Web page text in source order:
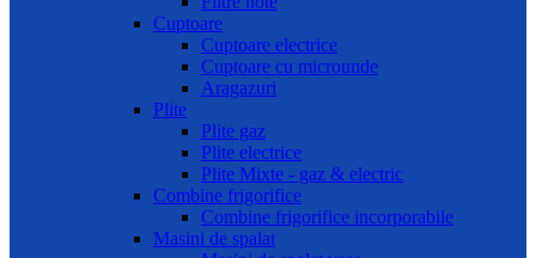
Cuptoare
Cuptoare electrice
Cuptoare cu microunde
Aragazuri
Plite
Plite gaz
Plite electrice
Plite Mixte - gaz & electric
Combine frigorifice
Combine frigorifice incorporabile
Masini de spalat